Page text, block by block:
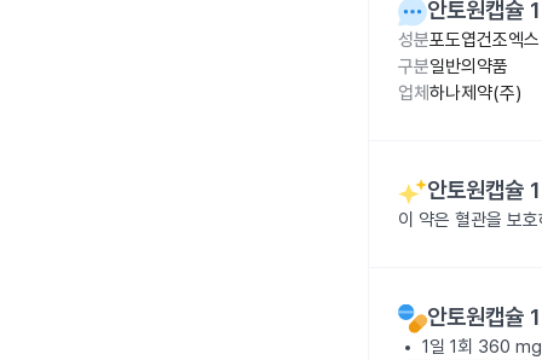
안토원캡슐
성분포도엽건조엑
구분일반의약품
업체 하나제약(주)
안토원캡슐
이 약은 혈관을 보
안토원캡슐
1일 1회 360